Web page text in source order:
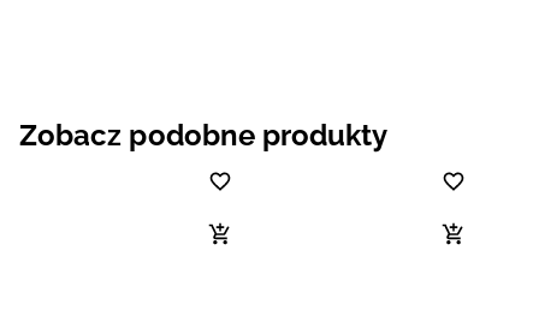
Zobacz podobne produkty